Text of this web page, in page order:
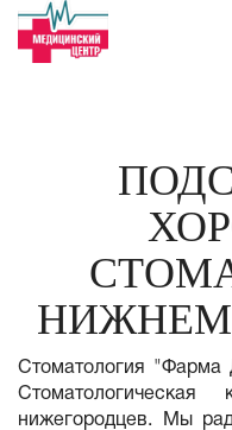
НИЖНЕМ
Стоматология
нижегородцев. Мы